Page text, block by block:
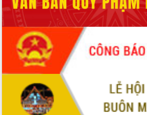
Ngành cá ngừ Đắk Lắk chủ động thích
ứng để giữ vững thị trường xuất khẩu
Diễn đàn Kinh tế tư nhân Việt Nam đột
phá cơ chế - Hợp tác công tư
Đề án 06 tạo bước ngoặt đột phá trong
cải cách hành chính tỉnh Đắk Lắk
Kết nối tour, đẩy mạnh chuyển đổi số
để phát triển du lịch Đắk Lắk
Khởi động Dự án Đầu tư xây dựng hạ
tầng kỹ thuật Cụm công nghiệp Tân